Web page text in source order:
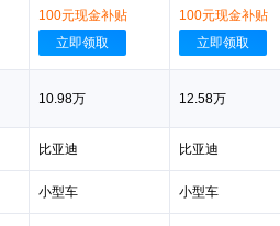
100元现金补贴
立即领取
100元现金补贴
立即领取
10.98万 12.58万
比亚迪 比亚迪
小型车 小型车